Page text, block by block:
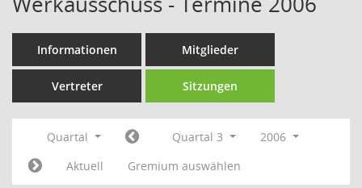
Informationen Mitglieder
Vertreter Sitzungen
Quartal Quartal 3
2006
Aktuell
Gremium auswählen